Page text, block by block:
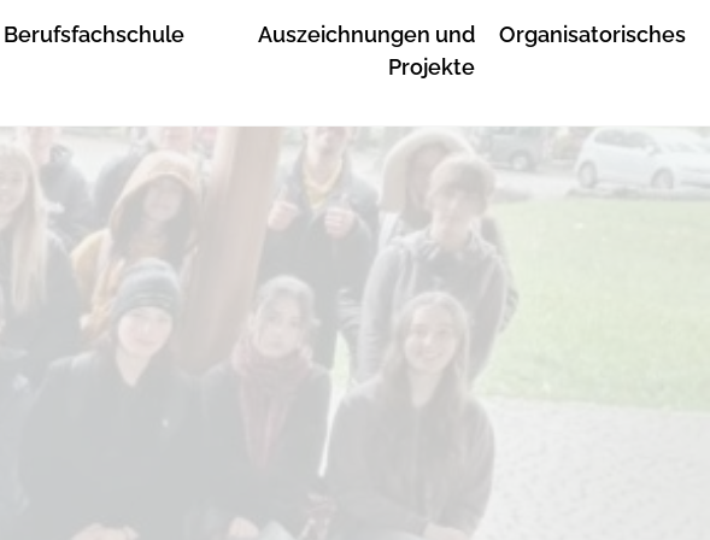
Berufsfachschule
Auszeichnungen und
Projekte
Organisatorisches